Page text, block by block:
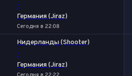
-
Германия (Jiraz)
Сегодня в 22:08
Нидерланды (Shooter)
-
Германия (Jiraz)